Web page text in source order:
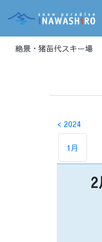
絶景・猪苗代スキー場
< 2024
1月